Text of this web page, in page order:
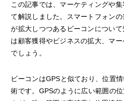
この記事では、マーケティングや
て解説しました。スマートフォン
が拡大しつつあるビーコンについ
は顧客獲得やビジネスの拡大、マ
でしょう。
ビーコンはGPSと似ており、位置
術です。GPSのように広い範囲の